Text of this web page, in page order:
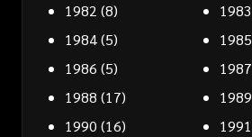
1982 (8) 1983
1984(5) 1985
1986 (5) 1987
1988 (17) 1989
1990 (16) 1991